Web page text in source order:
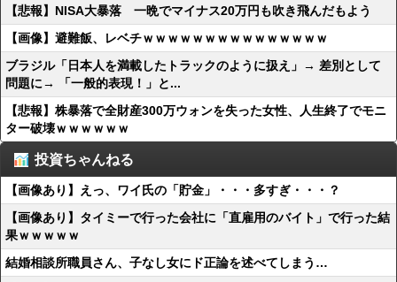
【悲報】NISA大暴落 一晩でマイナス20万円も吹き飛んだもよう
【画像】避難飯、レベチｗｗｗｗｗｗｗｗｗｗｗｗｗｗｗ
ブラジル「日本人を満載したトラックのように扱え」→ 差別として
問題に→ 「一般的表現！」と...
【悲報】株暴落で全財産300万ウォンを失った女性、人生終了でモニ
ター破壊ｗｗｗｗｗｗ
投資ちゃんねる
【画像あり】えっ、ワイ氏の「貯金」・・・多すぎ・・・？
【画像あり】タイミーで行った会社に「直雇用のバイト」で行った結
果ｗｗｗｗｗ
結婚相談所職員さん、子なし女にド正論を述べてしまう…